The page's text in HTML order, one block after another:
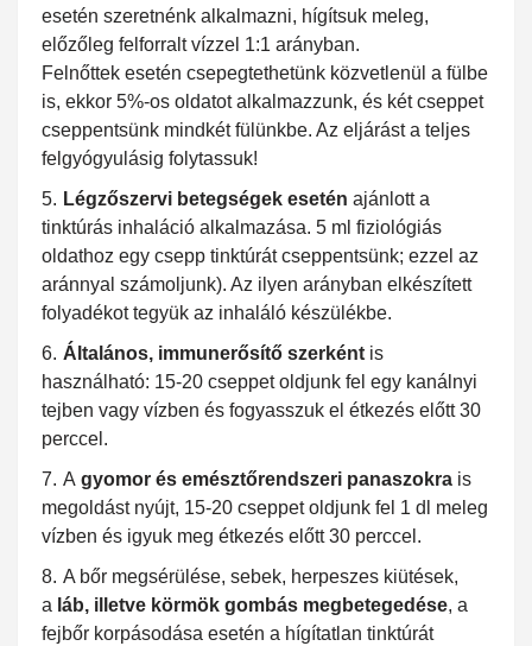
esetén szeretnénk alkalmazni, hígítsuk meleg,
előzőleg felforralt vízzel 1:1 arányban.
Felnőttek esetén csepegtethetünk közvetlenül a fülbe
is, ekkor 5%-os oldatot alkalmazzunk, és két cseppet
cseppentsünk mindkét fülünkbe. Az eljárást a teljes
felgyógyulásig folytassuk!
Légzőszervi betegségek esetén ajánlott a
tinktúrás inhaláció alkalmazása. 5 ml fiziológiás
oldathoz egy csepp tinktúrát cseppentsünk; ezzel az
aránnyal számoljunk). Az ilyen arányban elkészített
folyadékot tegyük az inhaláló készülékbe.
Általános, immunerősítő szerként is
használható: 15-20 cseppet oldjunk fel egy kanálnyi
tejben vagy vízben és fogyasszuk el étkezés előtt 30
perccel.
A gyomor és emésztőrendszeri panaszokra is
megoldást nyújt, 15-20 cseppet oldjunk fel 1 dl meleg
vízben és igyuk meg étkezés előtt 30 perccel.
A bőr megsérülése, sebek, herpeszes kiütések,
a láb, illetve körmök gombás megbetegedése, a
fejbőr korpásodása esetén a hígítatlan tinktúrát